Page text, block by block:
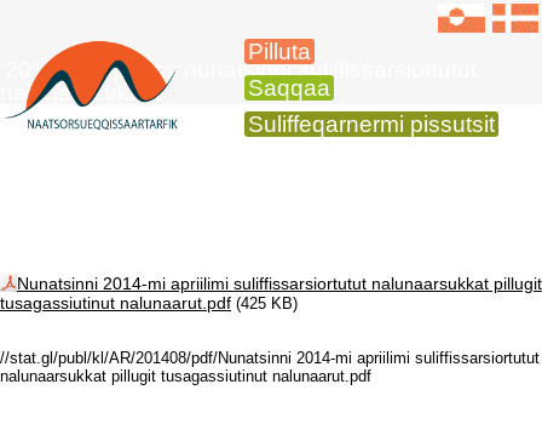
Pilluta
Saqqaa
Suliffeqarnermi pissutsit
2014-imi apriilimi nunatsinni suliffissarsiortutut
nalunaarsukkat
Nunatsinni 2014-mi apriilimi suliffissarsiortutut nalunaarsukkat pillugit
tusagassiutinut nalunaarut.pdf (425 KB)
//stat.gl/publ/kl/AR/201408/pdf/Nunatsinni 2014-mi apriilimi suliffissarsiortutut
nalunaarsukkat pillugit tusagassiutinut nalunaarut.pdf